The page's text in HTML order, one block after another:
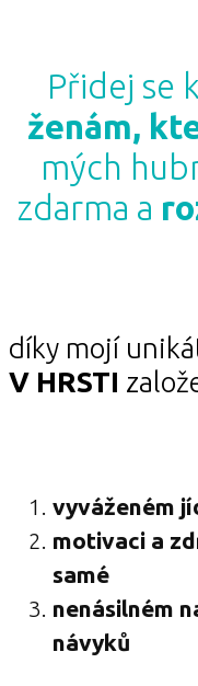
Přidej se
ženám,
mých
zdarma a
díky mojí
V HRSTI
vyváženém
motivaci a
samé
nenásilném
návyků